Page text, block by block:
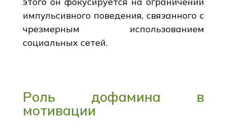
импульсивного поведения, связанного с
чрезмерным использованием
социальных сетей.
Роль дофамина в
мотивации